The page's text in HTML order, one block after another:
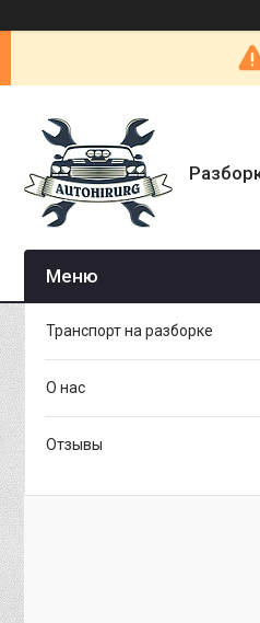
Транспорт на разборке
О нас
Отзывы